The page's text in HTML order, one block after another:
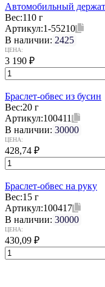
Автомобильный
Вес:110 г
Артикул:1-55210
В наличии: 2425
ЦЕНА:
3 190 ₽
Браслет-обвес из бусин
Вес:20 г
Артикул:100411
В наличии: 30000
ЦЕНА:
428,74 ₽
Браслет-обвес на руку
Вес:15 г
Артикул:100417
В наличии: 30000
ЦЕНА:
430,09 ₽